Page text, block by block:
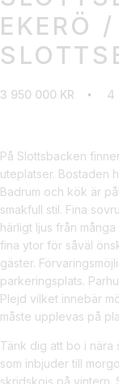
EKERÖ
3 950 000 KR 4
På Slottsbacken
uteplatser. Bostaden
Badrum och kök är
smakfull stil. Fina
härligt ljus från
fina ytor för såväl
gäster.
parkeringsplats.
Plejd vilket innebär
måste upplevas på
Tänk dig att bo i nära
som inbjuder till
skridskois på vintern.